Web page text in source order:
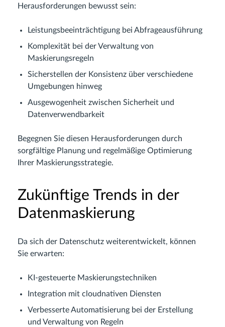
Herausforderungen bewusst sein:
Leistungsbeeinträchtigung bei Abfrageausführung
Komplexität bei der Verwaltung von
Maskierungsregeln
Sicherstellen der Konsistenz über verschiedene
Umgebungen hinweg
Ausgewogenheit zwischen Sicherheit und
Datenverwendbarkeit
Begegnen Sie diesen Herausforderungen durch
sorgfältige Planung und regelmäßige Optimierung
Ihrer Maskierungsstrategie.
Zukünftige Trends in der
Datenmaskierung
Da sich der Datenschutz weiterentwickelt, können
Sie erwarten:
KI-gesteuerte Maskierungstechniken
Integration mit cloudnativen Diensten
Verbesserte Automatisierung bei der Erstellung
und Verwaltung von Regeln